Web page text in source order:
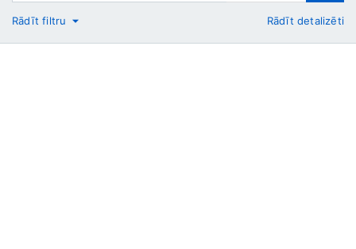
No
Rādīt filtru Rādīt detalizēti